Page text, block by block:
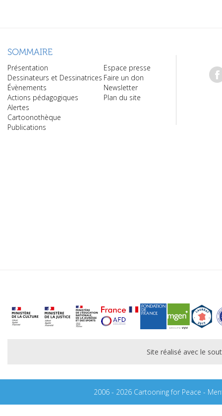
SOMMAIRE
Présentation
Dessinateurs et Dessinatrices
Évènements
Actions pédagogiques
Alertes
Cartoonothèque
Publications
Espace presse
Faire un don
Newsletter
Plan du site
Site réalisé avec le
2006 - 2026 Cartooning for Peace -